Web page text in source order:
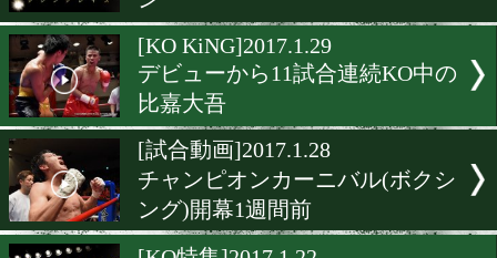
[KO KiNG]2017.2.26
衝撃のダウンシーン
[KO KiNG]2017.2.19
デビューから5連続KO勝利
京口紘人